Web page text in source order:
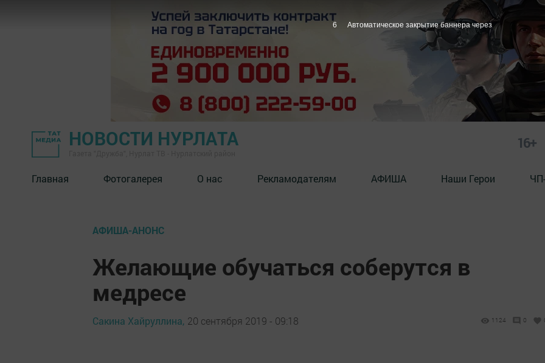
НОВОСТИ НУРЛАТА 16+
Главная Фотогалерея О нас Рекламодателям АФИША Наши Герои
АФИША-АНОНС
Желающие обучаться соберутся в
медресе
Сакина Хайруллина, 20 сентября 2019 - 09:18 1124 0
5 Автоматическое закрытие баннера через